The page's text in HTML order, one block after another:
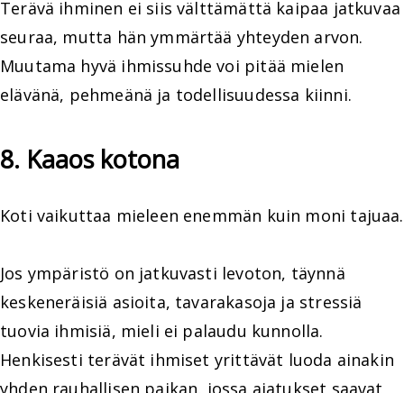
Terävä ihminen ei siis välttämättä kaipaa jatkuvaa
seuraa, mutta hän ymmärtää yhteyden arvon.
Muutama hyvä ihmissuhde voi pitää mielen
elävänä, pehmeänä ja todellisuudessa kiinni.
8. Kaaos kotona
Koti vaikuttaa mieleen enemmän kuin moni tajuaa.
Jos ympäristö on jatkuvasti levoton, täynnä
keskeneräisiä asioita, tavarakasoja ja stressiä
tuovia ihmisiä, mieli ei palaudu kunnolla.
Henkisesti terävät ihmiset yrittävät luoda ainakin